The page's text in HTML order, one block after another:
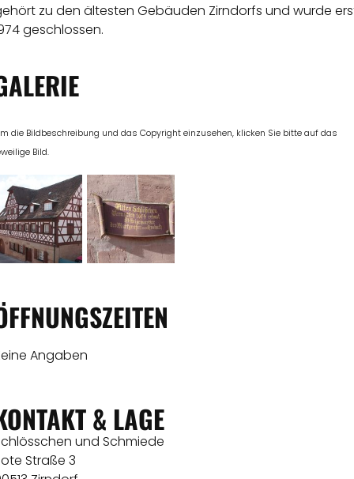
zu den ältesten Gebäuden Zirndorfs und wurde
geschlossen.
die Bildbeschreibung und das Copyright einzusehen, klicken Sie bitte auf das
Bild.
Angaben
& LAGE
und Schmiede
Straße 3